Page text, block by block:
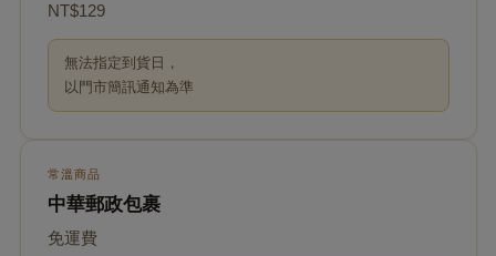
NT$129
無法指定到貨日，
以門市簡訊通知為準
常溫商品
中華郵政包裹
免運費